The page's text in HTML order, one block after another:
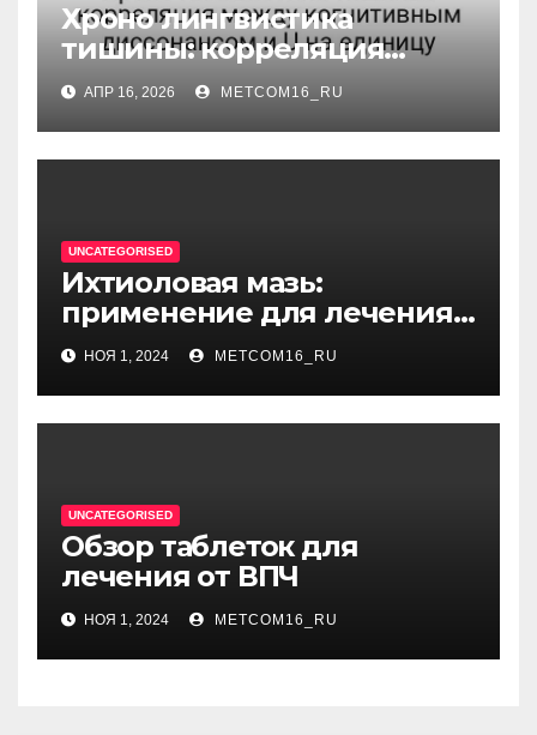
Хроно лингвистика
тишины: корреляция
между когнитивным
диссонансом и U на
единицу
АПР 16, 2026 METCOM16_RU
UNCATEGORISED
Ихтиоловая мазь:
применение для лечения
фурункулов
НОЯ 1, 2024 METCOM16_RU
UNCATEGORISED
Обзор таблеток для
лечения от ВПЧ
НОЯ 1, 2024 METCOM16_RU